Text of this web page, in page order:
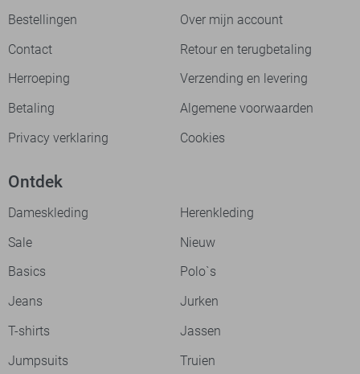
Bestellingen
Over mijn account
Contact
Retour en terugbetaling
Herroeping
Verzending en levering
Betaling
Algemene voorwaarden
Privacy verklaring
Cookies
Ontdek
Dameskleding
Herenkleding
Sale
Nieuw
Basics
Polo`s
Jeans
Jurken
T-shirts
Jassen
Jumpsuits
Truien